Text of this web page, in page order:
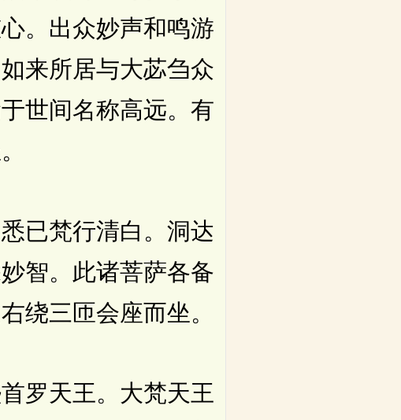
。出众妙声和鸣游
来所居与大苾刍众
世间名称高远。有
已梵行清白。洞达
智。此诸菩萨各备
绕三匝会座而坐。
罗天王。大梵天王